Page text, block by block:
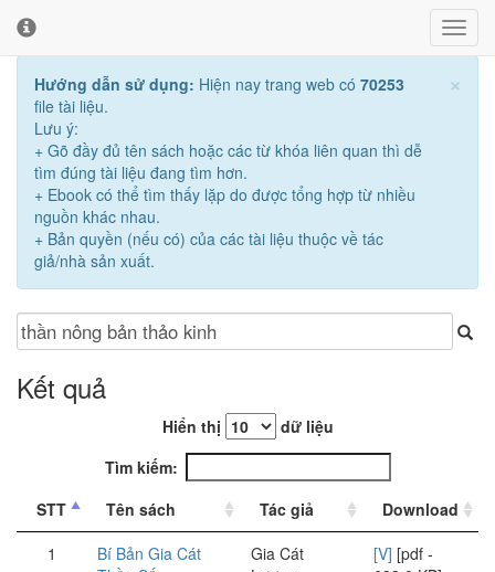
×
Hướng dẫn sử dụng: Hiện nay trang web có 70253
file tài liệu.
Lưu ý:
+ Gõ đầy đủ tên sách hoặc các từ khóa liên quan thì dễ
tìm đúng tài liệu đang tìm hơn.
+ Ebook có thể tìm thấy lặp do được tổng hợp từ nhiều
nguồn khác nhau.
+ Bản quyền (nếu có) của các tài liệu thuộc về tác
giả/nhà sản xuất.
Kết quả
Hiển thị
dữ liệu
Tìm kiếm:
STT
Tên sách Tác giả
Download
1
Bí Bản Gia Cát
Gia Cát
[V] [pdf -